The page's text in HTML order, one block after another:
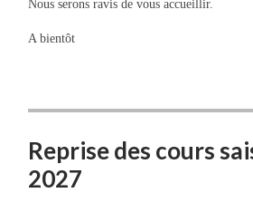
Nous serons ravis de vous accueillir.
A bientôt
Reprise des cours
2027